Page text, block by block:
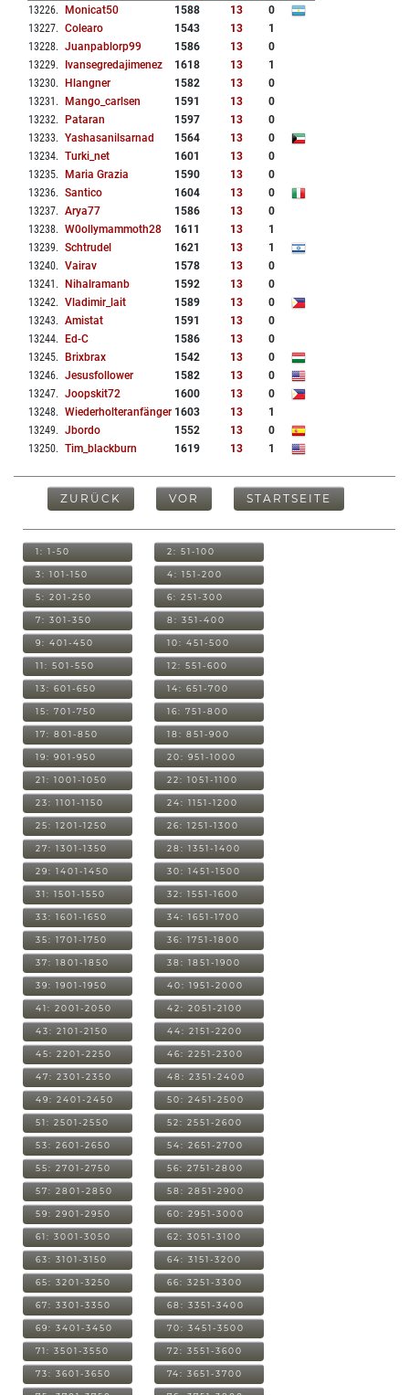
13226. Monicat50 1588 13
0
13227. Colearo 1543 13
1
13228. Juanpablorp99 1586 13
0
13229. Ivansegredajimenez 1618 13
1
13230. Hlangner 1582 13
0
13231 . Mango_carlsen 1591 13
0
13232. Pataran 1597 13
0
13233. Yashasanilsarnad 1564 13
0
13234. Turki_net 1601 13
0
13235. Maria Grazia 1590 13
0
13236. Santico 1604 13
0
13237. Arya77 1586 13
0
13238. W0ollymammoth28 1611 13
1
13239. Schtrudel 1621 13
1
13240. Vairav 1578 13
0
13241 . Nihalramanb 1592 13
0
13242. Vladimir_lait 1589 13
0
13243. Amistat 1591 13
0
13244. Ed-C 1586 13
0
13245. Brixbrax 1542 13
0
13246. Jesusfollower 1582 13
0
13247. Joopskit72 1600 13
0
13248. Wiederholteranfänger 1603 13
1
13249. Jbordo 1552 13
0
13250. Tim_blackburn 1619 13 1
ZURÜCK VOR STARTSEITE
1: 1-50 2: 51-100
3: 101-150 4: 151-200
5: 201-250 6: 251-300
7: 301-350 8: 351-400
9: 401-450 10: 451-500
11: 501-550 12: 551-600
13: 601-650 14: 651-700
15: 701-750 16: 751-800
17: 801-850 18: 851-900
19: 901-950 20: 951-1000
21: 1001-1050 22: 1051-1100
23: 1101-1150 24: 1151-1200
25: 1201-1250 26: 1251-1300
27: 1301-1350 28: 1351-1400
29: 1401-1450 30: 1451-1500
31: 1501-1550 32: 1551-1600
33: 1601-1650 34: 1651-1700
35: 1701-1750 36: 1751-1800
37: 1801-1850 38: 1851-1900
39: 1901-1950 40: 1951-2000
41: 2001-2050 42: 2051-2100
43: 2101-2150 44: 2151-2200
45: 2201-2250 46: 2251-2300
47: 2301-2350 48: 2351-2400
49: 2401-2450 50: 2451-2500
51: 2501-2550 52: 2551-2600
53: 2601-2650 54: 2651-2700
55: 2701-2750 56: 2751-2800
57: 2801-2850 58: 2851-2900
59: 2901-2950 60: 2951-3000
61: 3001-3050 62: 3051-3100
63: 3101-3150 64: 3151-3200
65: 3201-3250 66: 3251-3300
67: 3301-3350 68: 3351-3400
69: 3401-3450 70: 3451-3500
71: 3501-3550 72: 3551-3600
73: 3601-3650 74: 3651-3700